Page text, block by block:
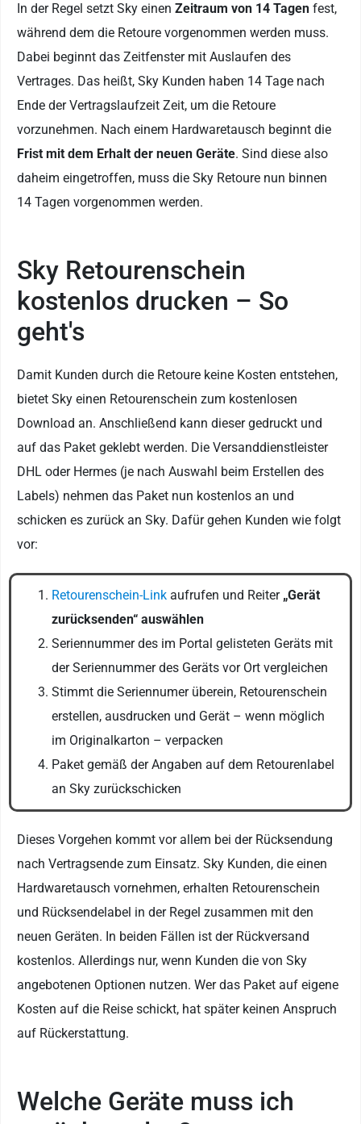
In der Regel setzt Sky einen Zeitraum von 14 Tagen fest,
während dem die Retoure vorgenommen werden muss.
Dabei beginnt das Zeitfenster mit Auslaufen des
Vertrages. Das heißt, Sky Kunden haben 14 Tage nach
Ende der Vertragslaufzeit Zeit, um die Retoure
vorzunehmen. Nach einem Hardwaretausch beginnt die
Frist mit dem Erhalt der neuen Geräte. Sind diese also
daheim eingetroffen, muss die Sky Retoure nun binnen
14 Tagen vorgenommen werden.
Sky Retourenschein
kostenlos drucken – So
geht's
Damit Kunden durch die Retoure keine Kosten entstehen,
bietet Sky einen Retourenschein zum kostenlosen
Download an. Anschließend kann dieser gedruckt und
auf das Paket geklebt werden. Die Versanddienstleister
DHL oder Hermes (je nach Auswahl beim Erstellen des
Labels) nehmen das Paket nun kostenlos an und
schicken es zurück an Sky. Dafür gehen Kunden wie folgt
vor:
Retourenschein-Link aufrufen und Reiter „Gerät
zurücksenden“ auswählen
Seriennummer des im Portal gelisteten Geräts mit
der Seriennummer des Geräts vor Ort vergleichen
Stimmt die Seriennumer überein, Retourenschein
erstellen, ausdrucken und Gerät – wenn möglich
im Originalkarton – verpacken
Paket gemäß der Angaben auf dem Retourenlabel
an Sky zurückschicken
Dieses Vorgehen kommt vor allem bei der Rücksendung
nach Vertragsende zum Einsatz. Sky Kunden, die einen
Hardwaretausch vornehmen, erhalten Retourenschein
und Rücksendelabel in der Regel zusammen mit den
neuen Geräten. In beiden Fällen ist der Rückversand
kostenlos. Allerdings nur, wenn Kunden die von Sky
angebotenen Optionen nutzen. Wer das Paket auf eigene
Kosten auf die Reise schickt, hat später keinen Anspruch
auf Rückerstattung.
Welche Geräte muss ich